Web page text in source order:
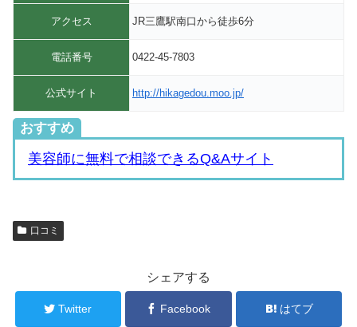
アクセス JR三鷹駅南口から徒歩6分
電話番号 0422-45-7803
公式サイト http://hikagedou.moo.jp/
おすすめ
美容師に無料で相談できるQ&Aサイト
口コミ
シェアする
Twitter Facebook はてブ